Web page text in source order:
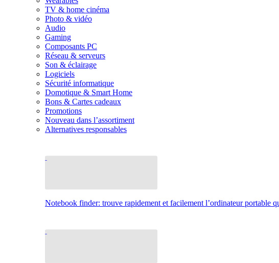
TV & home cinéma
Photo & vidéo
Audio
Gaming
Composants PC
Réseau & serveurs
Son & éclairage
Logiciels
Sécurité informatique
Domotique & Smart Home
Bons & Cartes cadeaux
Promotions
Nouveau dans l’assortiment
Alternatives responsables
Notebook finder: trouve rapidement et facilement l’ordinateur portable